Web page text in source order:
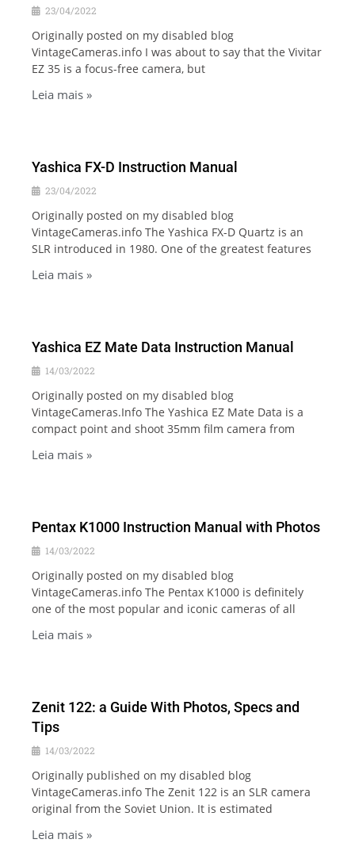
23/04/2022
Originally posted on my disabled blog
VintageCameras.info I was about to say that the Vivitar
EZ 35 is a focus-free camera, but
Leia mais »
Yashica FX-D Instruction Manual
23/04/2022
Originally posted on my disabled blog
VintageCameras.info The Yashica FX-D Quartz is an
SLR introduced in 1980. One of the greatest features
Leia mais »
Yashica EZ Mate Data Instruction Manual
14/03/2022
Originally posted on my disabled blog
VintageCameras.Info The Yashica EZ Mate Data is a
compact point and shoot 35mm film camera from
Leia mais »
Pentax K1000 Instruction Manual with Photos
14/03/2022
Originally posted on my disabled blog
VintageCameras.info The Pentax K1000 is definitely
one of the most popular and iconic cameras of all
Leia mais »
Zenit 122: a Guide With Photos, Specs and
Tips
14/03/2022
Originally published on my disabled blog
VintageCameras.info The Zenit 122 is an SLR camera
original from the Soviet Union. It is estimated
Leia mais »